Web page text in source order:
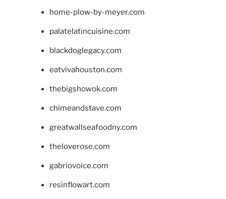
home-plow-by-meyer.com
palatelatincuisine.com
blackdoglegacy.com
eatvivahouston.com
thebigshowok.com
chimeandstave.com
greatwallseafoodny.com
theloverose.com
gabriovoice.com
resinflowart.com